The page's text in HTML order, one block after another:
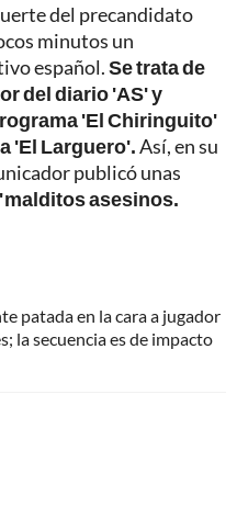
del precandidato
minutos un
español.Se trata de
del diario 'AS' y
'El Chiringuito'
'El Larguero'.Así, en su
publicó unas
asesinos.
patada en la cara a jugador
la secuencia es de impacto